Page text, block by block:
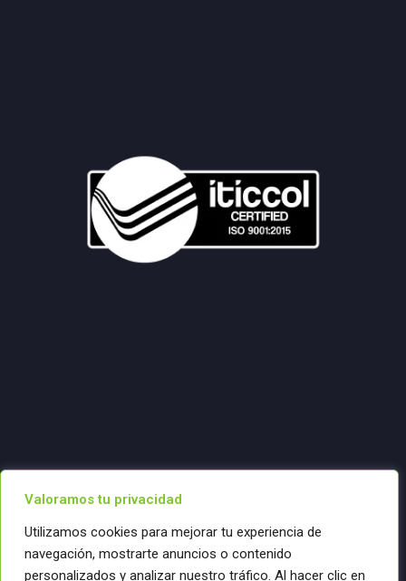
Valoramos tu privacidad
Utilizamos cookies para mejorar tu experiencia de
navegación, mostrarte anuncios o contenido
personalizados y analizar nuestro tráfico. Al hacer clic en